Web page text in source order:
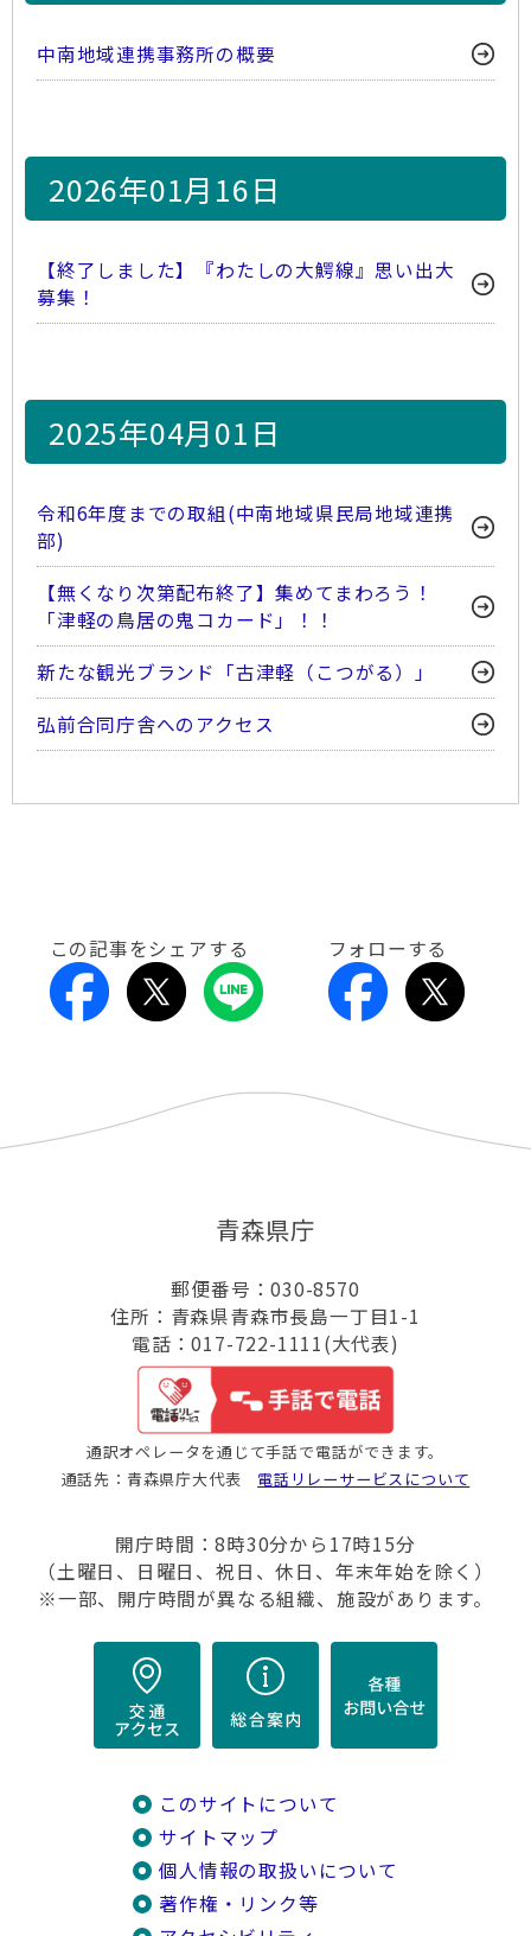
中南地域連携事務所の概要
2026年01月16日
【終了しました】『わたしの大鰐線』思い出大
募集！
2025年04月01日
令和6年度までの取組(中南地域県民局地域連携
部)
【無くなり次第配布終了】集めてまわろう！
「津軽の鳥居の鬼コカード」！！
新たな観光ブランド「古津軽（こつがる）」
弘前合同庁舎へのアクセス
この記事をシェアする フォローする
青森県庁
郵便番号：030-8570
住所：青森県青森市長島一丁目1-1
電話：017-722-1111(大代表)
通訳オペレータを通じて手話で電話ができます。
通話先：青森県庁大代表 電話リレーサービスについて
開庁時間：8時30分から17時15分
（土曜日、日曜日、祝日、休日、年末年始を除く）
※一部、開庁時間が異なる組織、施設があります。
このサイトについて
サイトマップ
個人情報の取扱いについて
著作権・リンク等